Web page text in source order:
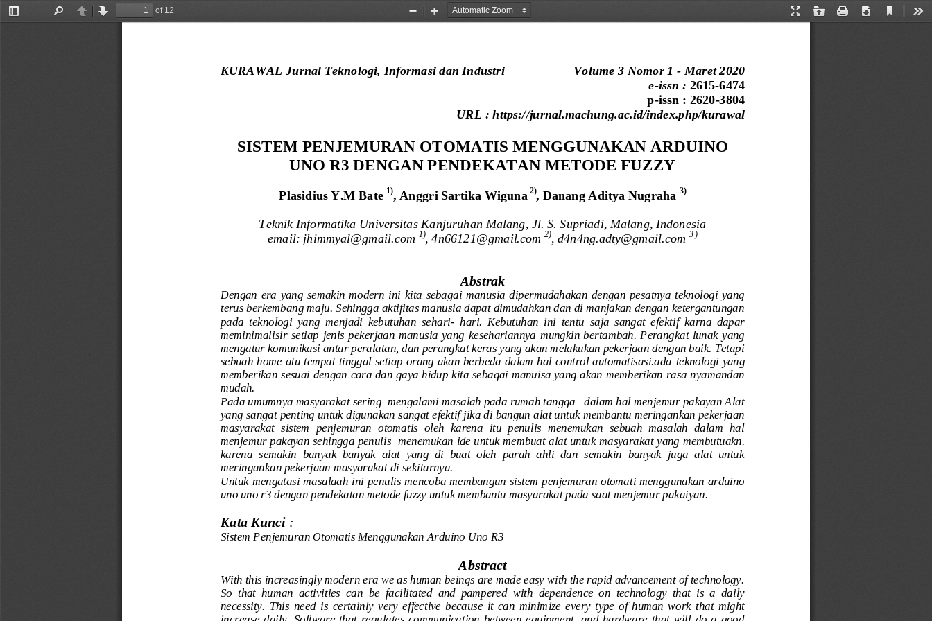
Toggle
PreviousNext
of 12
Presentation
Open Print Download
Current
Zoom
Zoom
KURAWAL Jurnal Teknologi, Informasi dan Industri Volume 3 Nomor 1 - Maret 2020
e-issn : 2615-6474
p-issn : 2620-3804
URL : https://jurnal.machung.ac.id/index.php/kurawal
SISTEM PENJEMURAN OTOMATIS MENGGUNAKAN ARDUINO
UNO R3 DENGAN PENDEKATAN METODE FUZZY
Plasidius Y.M Bate 1), Anggri Sartika Wiguna 2), Danang Aditya Nugraha 3)
Teknik Informatika Universitas Kanjuruhan Malang, Jl. S. Supriadi, Malang, Indonesia
email: jhimmyal@gmail.com 1), 4n66121@gmail.com 2), d4n4ng.adty@gmail.com 3 )
Abstrak
Dengan  era  yang  semakin  modern  ini  kita  sebagai  manusia  dipermudahakan  dengan  pesatnya  teknologi  yang
terus berkembang maju. Sehingga aktifitas manusia dapat dimudahkan dan di manjakan dengan ketergantungan
pada  teknologi  yang  menjadi  kebutuhan  sehari- hari.  Kebutuhan  ini  tentu  saja  sangat  efektif  karna  dapar
meminimalisir  setiap  jenis  pekerjaan  manusia  yang  kesehariannya  mungkin  bertambah.  Perangkat  lunak  yang
mengatur komunikasi antar peralatan, dan perangkat keras yang akan melakukan pekerjaan dengan baik. Tetapi
sebuah home atu tempat tinggal setiap orang akan berbeda dalam hal control automatisasi.ada teknologi yang
memberikan sesuai dengan cara dan gaya hidup kita sebagai manuisa yang akan memberikan rasa nyamandan
mudah.
Pada umumnya masyarakat sering  mengalami masalah pada rumah tangga   dalam hal menjemur pakayan Alat
yang sangat penting untuk digunakan sangat efektif jika di bangun alat untuk membantu meringankan pekerjaan
masyarakat  sistem  penjemuran  otomatis  oleh  karena  itu  penulis  menemukan  sebuah  masalah  dalam  hal
menjemur pakayan sehingga penulis  menemukan ide untuk membuat alat untuk masyarakat yang membutuakn.
karena  semakin  banyak  banyak  alat  yang  di  buat  oleh  parah  ahli  dan  semakin  banyak  juga  alat  untuk
meringankan pekerjaan masyarakat di sekitarnya.
Untuk mengatasi masalaah ini penulis mencoba membangun sistem penjemuran otomati menggunakan arduino
uno uno r3 dengan pendekatan metode fuzzy untuk membantu masyarakat pada saat menjemur pakaiyan.
Kata Kunci :
Sistem Penjemuran Otomatis Menggunakan Arduino Uno R3
Abstract
With this increasingly modern era we as human beings are made easy with the rapid advancement of technology.
So  that  human  activities  can  be  facilitated  and  pampered  with  dependence  on  technology  that  is  a  daily
necessity.  This  need  is certainly  very  effective  because  it  can  minimize  every  type  of  human  work  that  might
increase  daily.  Software  that  regulates  communication  between  equipment,  and  hardware  that  will  do  a  good